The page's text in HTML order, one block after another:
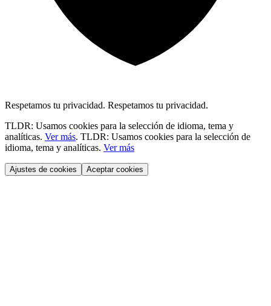
Respetamos tu privacidad. Respetamos tu privacidad.
TLDR: Usamos cookies para la selección de idioma, tema y
analíticas. Ver más. TLDR: Usamos cookies para la selección de
idioma, tema y analíticas. Ver más
Ajustes de cookies Aceptar cookies